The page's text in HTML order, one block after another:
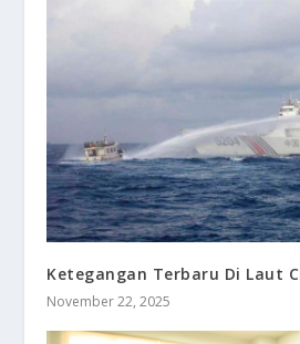
Ketegangan Terbaru Di Laut
November 22, 2025